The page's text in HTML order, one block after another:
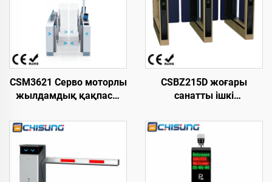
CSM3621 Серво моторлы
жылдамдық қақпасы
Премиум дизайн, суық
тартылған болат, 18-
Инфрақызыл қауіпсіздік
көп режимді кіру
CSBZ215D жоғары
санатты ішкі
жылдамдықты
айдағыш қақпа, өзі
әзірлеген қозғалтқыш,
темірден жасалған
ыстықтай